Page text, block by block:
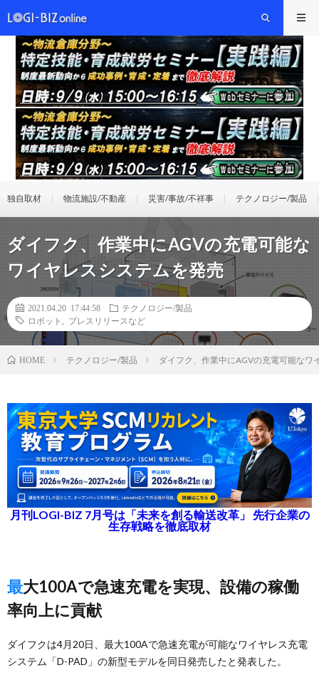
独自取材 物流施設/不動産 災害/事故/不祥事 テクノロジー/製品
ダイフク、作業中にAGVの充電可能な
ワイヤレスシステムを発売
2021.04.20 17:44:58
テクノロジー/製品
ロボット
プレスリリースなど
HOME テクノロジー/製品 ダイフク、作業中にAGVの充電可能なワ
月刊LOGI-BIZ 7月号は「未来を創る輸送改革」 先行企業の
生存戦略を徹底取材
最大100Aで急速充電を実現、設備の稼働
率向上に貢献
ダイフクは4月20日、最大100Aで急速充電が可能なワイヤレス充電
システム「D-PAD」の新型モデルを同日発売したと発表した。